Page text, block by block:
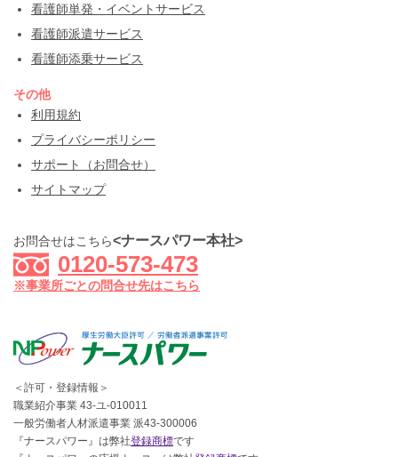
看護師単発・イベントサービス
看護師派遣サービス
看護師添乗サービス
その他
利用規約
プライバシーポリシー
サポート（お問合せ）
サイトマップ
お問合せはこちら<ナースパワー本社>
0120-573-473
※事業所ごとの問合せ先はこちら
＜許可・登録情報＞
職業紹介事業 43-ユ-010011
一般労働者人材派遣事業 派43-300006
『ナースパワー』は弊社登録商標です